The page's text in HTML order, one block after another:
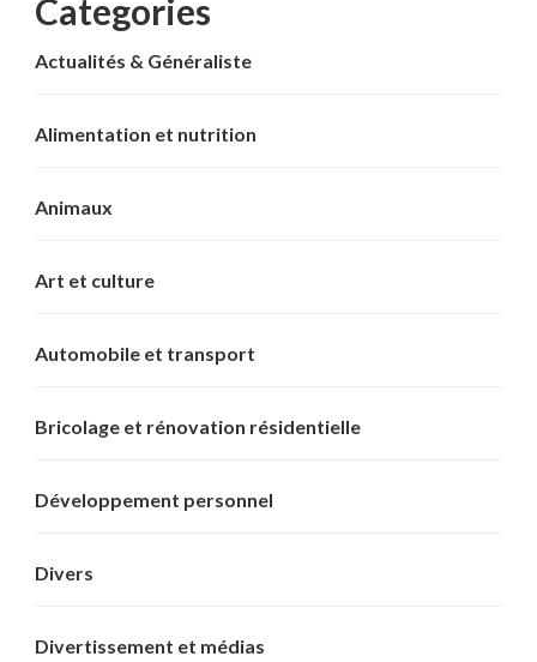
Categories
Actualités & Généraliste
Alimentation et nutrition
Animaux
Art et culture
Automobile et transport
Bricolage et rénovation résidentielle
Développement personnel
Divers
Divertissement et médias